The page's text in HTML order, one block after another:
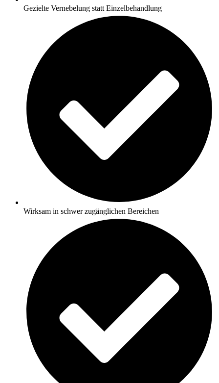
Gezielte Vernebelung statt Einzelbehandlung
Wirksam in schwer zugänglichen Bereichen